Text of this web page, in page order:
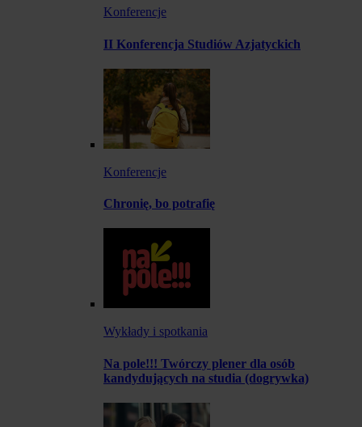
Konferencje
II Konferencja Studiów Azjatyckich
Konferencje
Chronię, bo potrafię
Wykłady i spotkania
Na pole!!! Twórczy plener dla osób
kandydujących na studia (dogrywka)